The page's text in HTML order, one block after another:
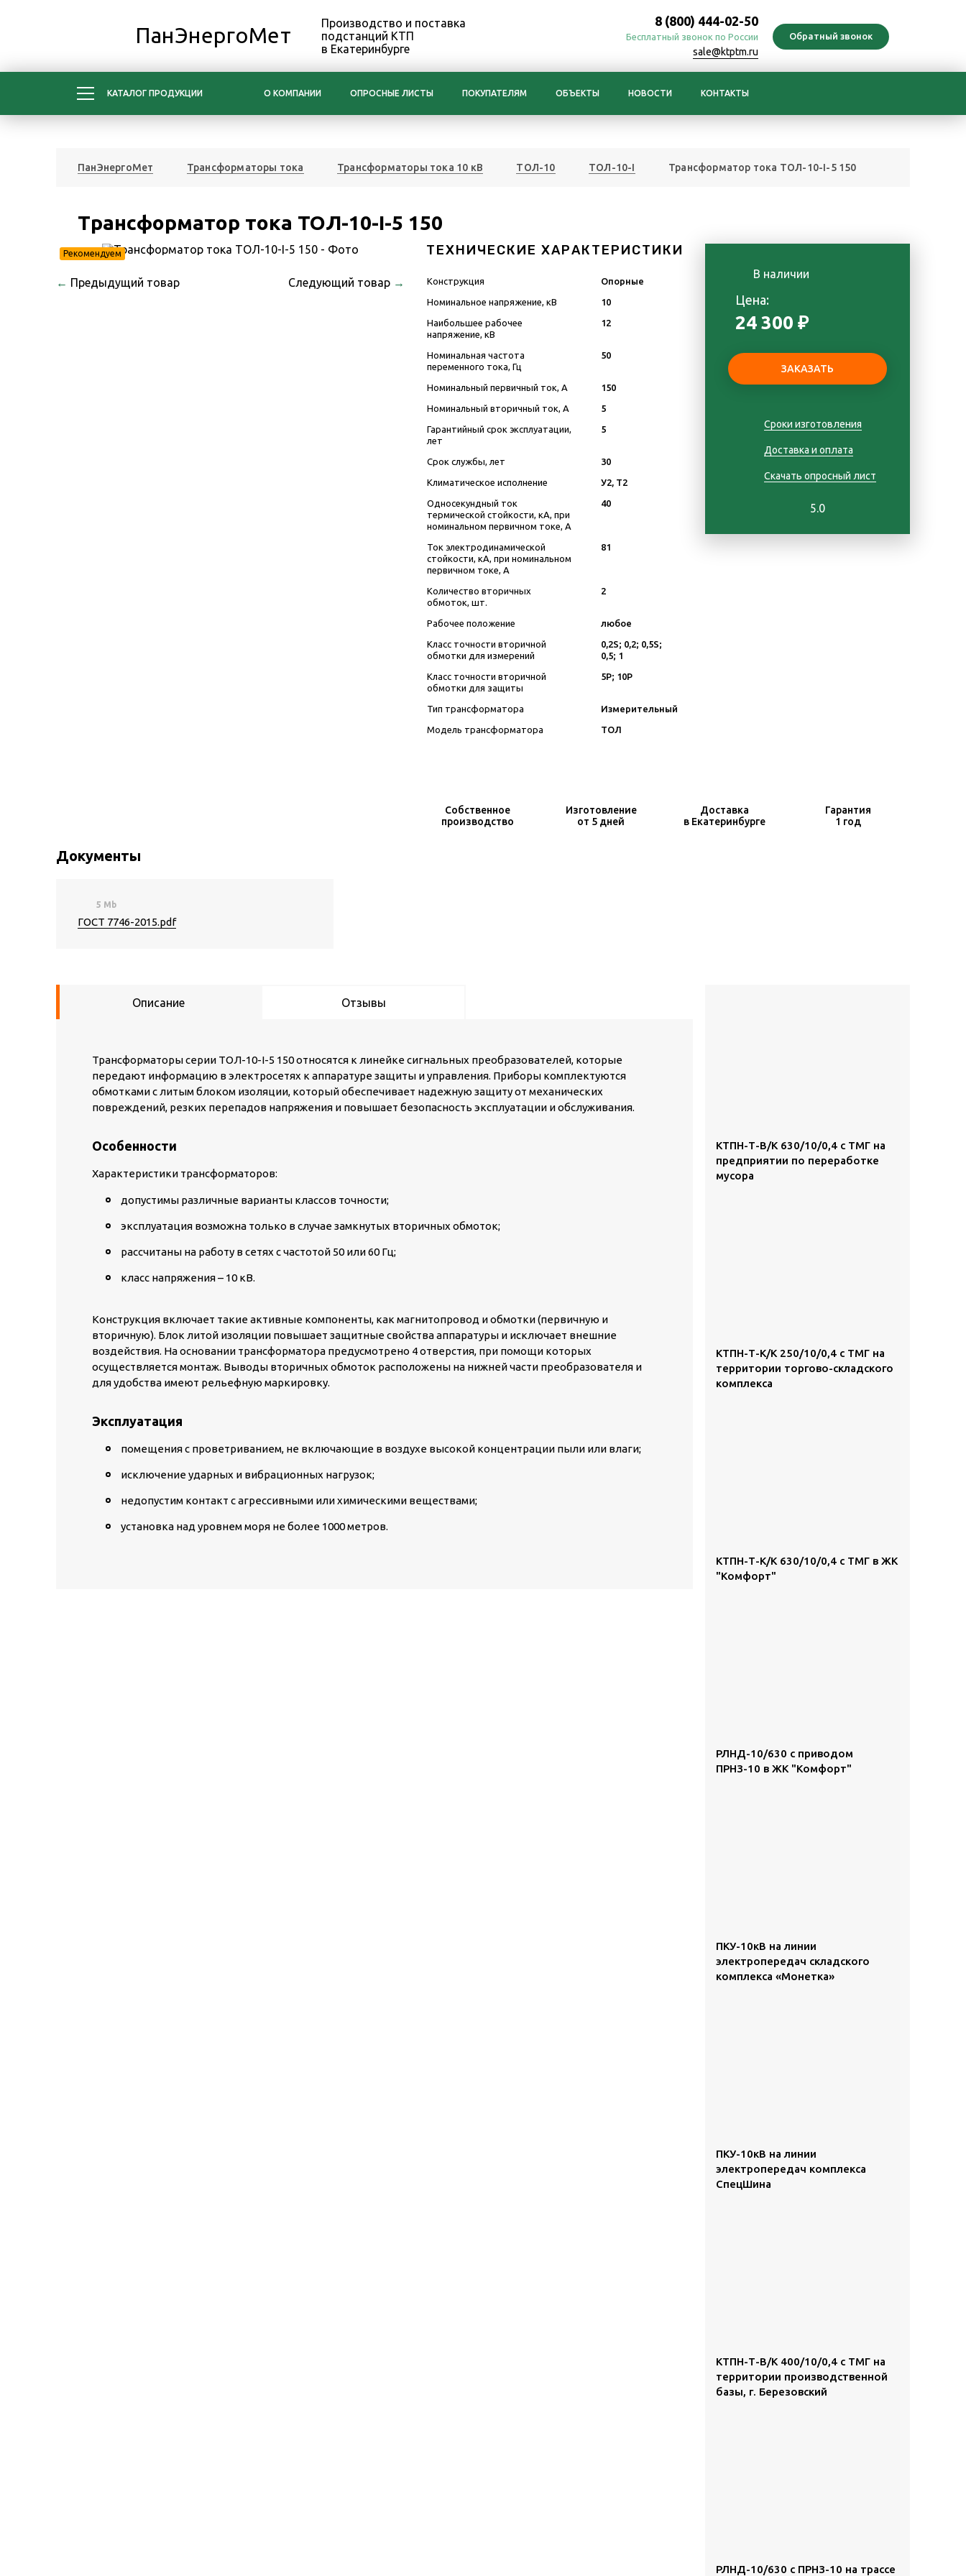
ПанЭнергоМет
Производство и поставка
подстанций КТП
в Екатеринбурге
8 (800) 444-02-50
Бесплатный звонок по России
sale@ktptm.ru
КАТАЛОГ ПРОДУКЦИИ О КОМПАНИИ ОПРОСНЫЕ ЛИСТЫ ПОКУПАТЕЛЯМ ОБЪЕКТЫ НОВОСТИ КОНТАКТЫ
ПанЭнергоМет Трансформаторы тока Трансформаторы тока 10 кВ ТОЛ-10 ТОЛ-10-I Трансформатор тока ТОЛ-10-I-5 150
Трансформатор тока ТОЛ-10-I-5 150
Рекомендуем
← Предыдущий товар Следующий товар →
ТЕХНИЧЕСКИЕ ХАРАКТЕРИСТИКИ
Конструкция Опорные
Номинальное напряжение, кВ 10
Наибольшее рабочее
напряжение, кВ
12
Номинальная частота
переменного тока, Гц
50
Номинальный первичный ток, А 150
Номинальный вторичный ток, А 5
Гарантийный срок эксплуатации,
лет
5
Срок службы, лет 30
Климатическое исполнение У2, Т2
Односекундный ток
термической стойкости, кА, при
номинальном первичном токе, А
40
Ток электродинамической
стойкости, кА, при номинальном
первичном токе, А
81
Количество вторичных
обмоток, шт.
2
Рабочее положение любое
Класс точности вторичной
обмотки для измерений
0,2S; 0,2; 0,5S;
0,5; 1
Класс точности вторичной
обмотки для защиты
5Р; 10Р
Тип трансформатора Измерительный
Модель трансформатора ТОЛ
В наличии
Цена:
24 300 ₽
Сроки изготовления
Доставка и оплата
Скачать опросный лист
5.0
Собственное
производство
Изготовление
от 5 дней
Доставка
в Екатеринбурге
Гарантия
1 год
Документы
5 Mb
ГОСТ 7746-2015.pdf
Описание Отзывы
Трансформаторы серии ТОЛ-10-I-5 150 относятся к линейке сигнальных преобразователей, которые
передают информацию в электросетях к аппаратуре защиты и управления. Приборы комплектуются
обмотками с литым блоком изоляции, который обеспечивает надежную защиту от механических
повреждений, резких перепадов напряжения и повышает безопасность эксплуатации и обслуживания.
Особенности
Характеристики трансформаторов:
допустимы различные варианты классов точности;
эксплуатация возможна только в случае замкнутых вторичных обмоток;
рассчитаны на работу в сетях с частотой 50 или 60 Гц;
класс напряжения – 10 кВ.
Конструкция включает такие активные компоненты, как магнитопровод и обмотки (первичную и
вторичную). Блок литой изоляции повышает защитные свойства аппаратуры и исключает внешние
воздействия. На основании трансформатора предусмотрено 4 отверстия, при помощи которых
осуществляется монтаж. Выводы вторичных обмоток расположены на нижней части преобразователя и
для удобства имеют рельефную маркировку.
Эксплуатация
помещения с проветриванием, не включающие в воздухе высокой концентрации пыли или влаги;
исключение ударных и вибрационных нагрузок;
недопустим контакт с агрессивными или химическими веществами;
установка над уровнем моря не более 1000 метров.
КТПН-Т-В/К 630/10/0,4 с ТМГ на
предприятии по переработке
мусора
КТПН-Т-К/К 250/10/0,4 с ТМГ на
территории торгово-складского
комплекса
КТПН-Т-К/К 630/10/0,4 с ТМГ в ЖК
"Комфорт"
РЛНД-10/630 с приводом
ПРНЗ-10 в ЖК "Комфорт"
ПКУ-10кВ на линии
электропередач складского
комплекса «Монетка»
ПКУ-10кВ на линии
электропередач комплекса
СпецШина
КТПН-Т-В/К 400/10/0,4 с ТМГ на
территории производственной
базы, г. Березовский
РЛНД-10/630 с ПРНЗ-10 на трассе